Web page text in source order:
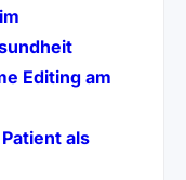
(öffnet in
Editing am
als
in neuem Tab)